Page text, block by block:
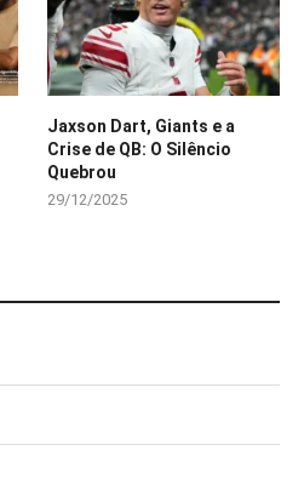
Jaxson Dart, Giants e a
Crise de QB: O Silêncio
Quebrou
29/12/2025